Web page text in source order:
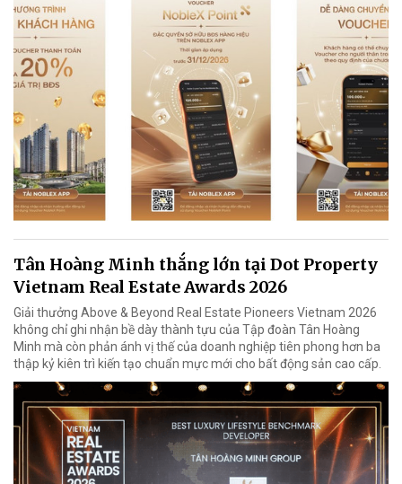
Tân Hoàng Minh thắng lớn tại Dot Property
Vietnam Real Estate Awards 2026
Giải thưởng Above & Beyond Real Estate Pioneers Vietnam 2026
không chỉ ghi nhận bề dày thành tựu của Tập đoàn Tân Hoàng
Minh mà còn phản ánh vị thế của doanh nghiệp tiên phong hơn ba
thập kỷ kiên trì kiến tạo chuẩn mực mới cho bất động sản cao cấp.